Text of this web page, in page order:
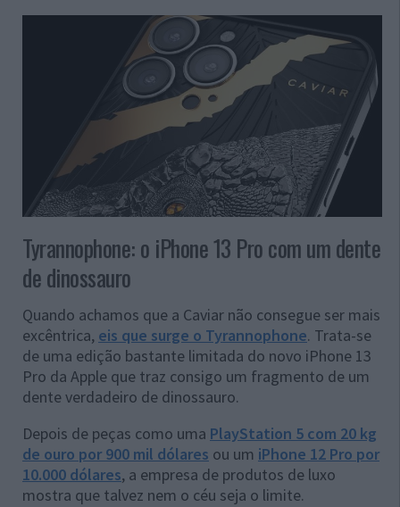
Tyrannophone: o iPhone 13 Pro com um dente
de dinossauro
Quando achamos que a Caviar não consegue ser mais
excêntrica, eis que surge o Tyrannophone. Trata-se
de uma edição bastante limitada do novo iPhone 13
Pro da Apple que traz consigo um fragmento de um
dente verdadeiro de dinossauro.
Depois de peças como uma PlayStation 5 com 20 kg
de ouro por 900 mil dólares ou um iPhone 12 Pro por
10.000 dólares, a empresa de produtos de luxo
mostra que talvez nem o céu seja o limite.